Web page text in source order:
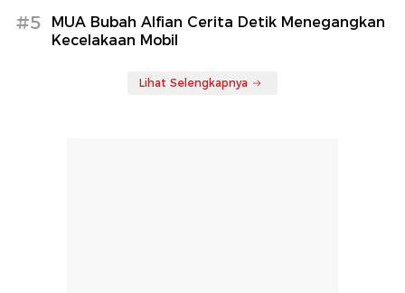
#5
MUA Bubah Alfian Cerita Detik Menegangkan
Kecelakaan Mobil
Lihat Selengkapnya